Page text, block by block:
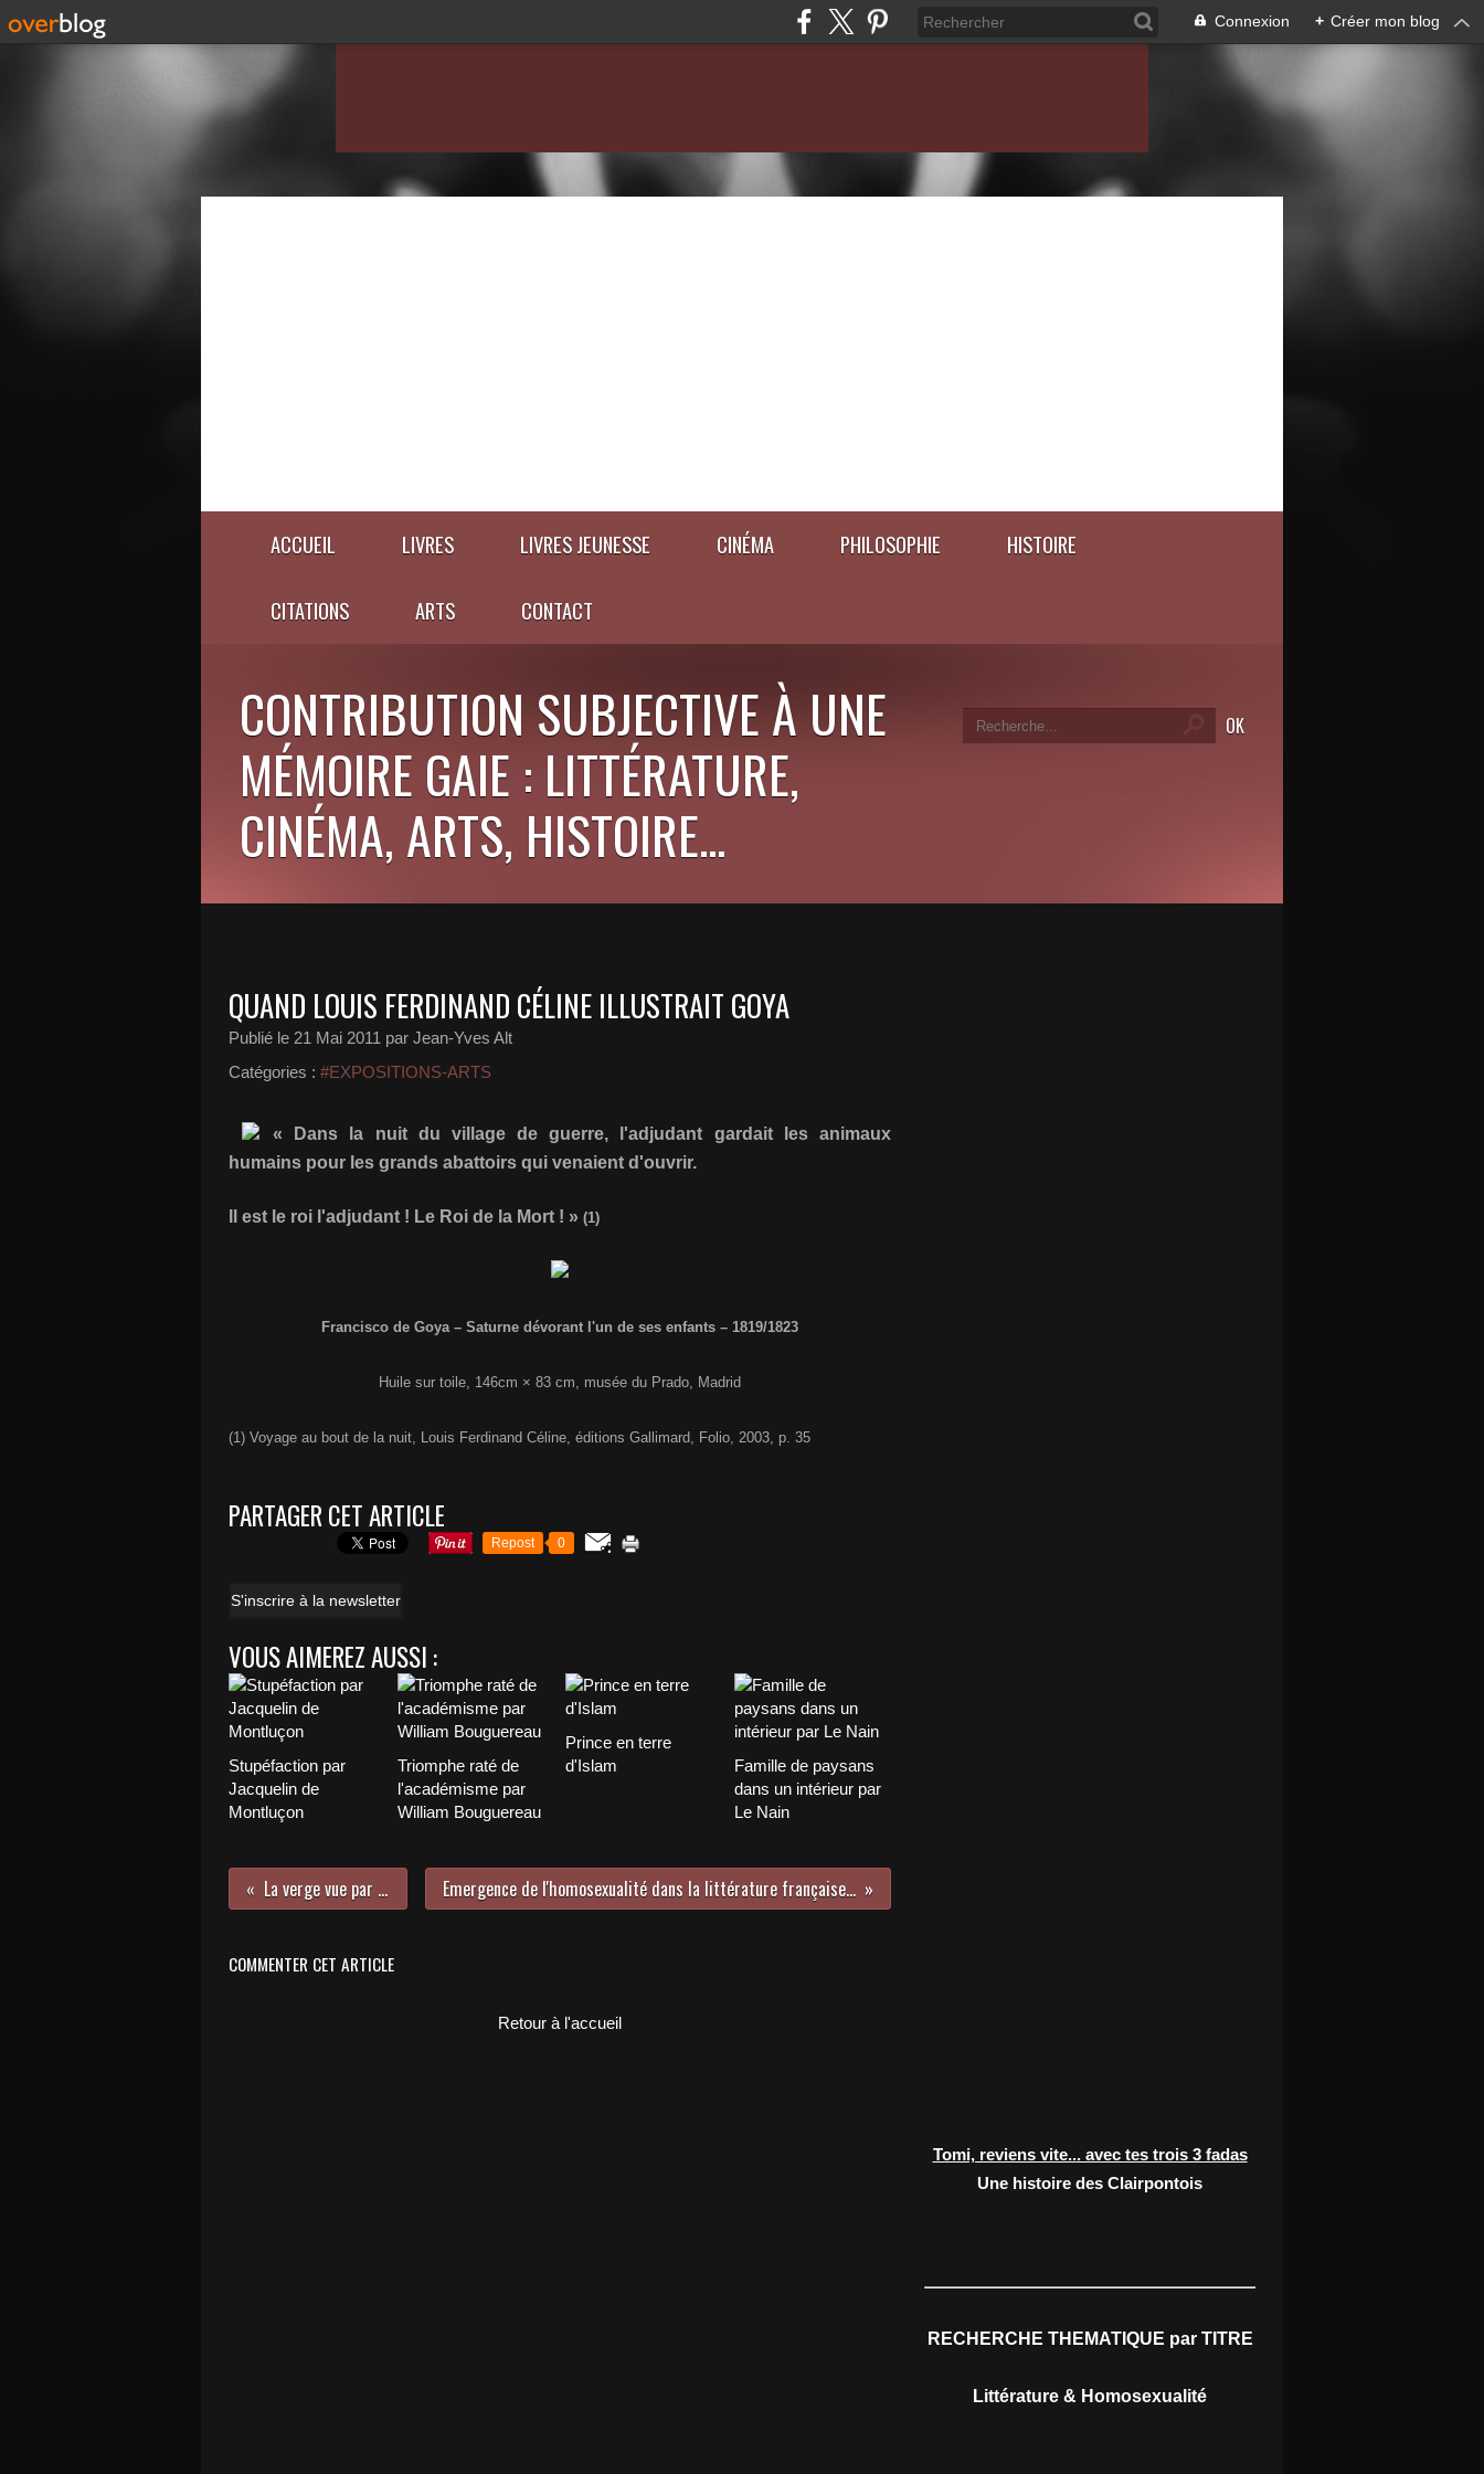
Connexion + Créer mon blog
ACCUEIL LIVRES LIVRES JEUNESSE CINÉMA PHILOSOPHIE HISTOIRE
CITATIONS ARTS CONTACT
CONTRIBUTION SUBJECTIVE À UNE
MÉMOIRE GAIE : LITTÉRATURE,
CINÉMA, ARTS, HISTOIRE...
QUAND LOUIS FERDINAND CÉLINE ILLUSTRAIT GOYA
Publié le 21 Mai 2011 par Jean-Yves Alt
Catégories : #EXPOSITIONS-ARTS
« Dans la nuit du village de guerre, l'adjudant gardait les animaux
humains pour les grands abattoirs qui venaient d'ouvrir.
Il est le roi l'adjudant ! Le Roi de la Mort ! » (1)
Francisco de Goya – Saturne dévorant l'un de ses enfants – 1819/1823
Huile sur toile, 146cm × 83 cm, musée du Prado, Madrid
(1) Voyage au bout de la nuit, Louis Ferdinand Céline, éditions Gallimard, Folio, 2003, p. 35
PARTAGER CET ARTICLE
Repost 0
S'inscrire à la newsletter
VOUS AIMEREZ AUSSI :
Stupéfaction par
Jacquelin de
Montluçon
Triomphe raté de
l'académisme par
William Bouguereau
Prince en terre
d'Islam
Famille de paysans
dans un intérieur par
Le Nain
La verge vue par Léonard de Vinci Emergence de l'homosexualité dans la littérature française d'André Gide à Jean Genet par Patrick Dubuis
COMMENTER CET ARTICLE
Retour à l'accueil
Tomi, reviens vite... avec tes trois 3 fadas
Une histoire des Clairpontois
RECHERCHE THEMATIQUE par TITRE
Littérature & Homosexualité